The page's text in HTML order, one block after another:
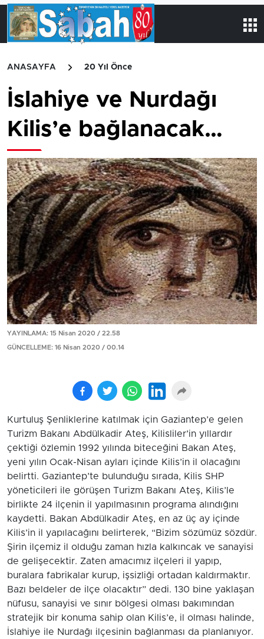
ANASAYFA 20 Yıl Önce
İslahiye ve Nurdağı
Kilis’e bağlanacak…
YAYINLAMA: 15 Nisan 2020 / 22.58
GÜNCELLEME: 16 Nisan 2020 / 00.14
Kurtuluş Şenliklerine katılmak için Gaziantep’e gelen
Turizm Bakanı Abdülkadir Ateş, Kilisliler’in yıllardır
çektiği özlemin 1992 yılında biteceğini Bakan Ateş,
yeni yılın Ocak-Nisan ayları içinde Kilis’in il olacağını
belirtti. Gaziantep’te bulunduğu sırada, Kilis SHP
yöneticileri ile görüşen Turizm Bakanı Ateş, Kilis’le
birlikte 24 ilçenin il yapılmasının programa alındığını
kaydetti. Bakan Abdülkadir Ateş, en az üç ay içinde
Kilis’in il yapılacağını belirterek, “Bizim sözümüz sözdür.
Şirin ilçemiz il olduğu zaman hızla kalkıncak ve sanayisi
de gelişecektir. Zaten amacımız ilçeleri il yapıp,
buralara fabrikalar kurup, işsizliği ortadan kaldırmaktır.
Bazı beldeler de ilçe olacaktır” dedi. 130 bine yaklaşan
nüfusu, sanayisi ve sınır bölgesi olması bakımından
stratejik bir konuma sahip olan Kilis’e, il olması halinde,
İslahiye ile Nurdağı ilçesinin bağlanması da planlanıyor.